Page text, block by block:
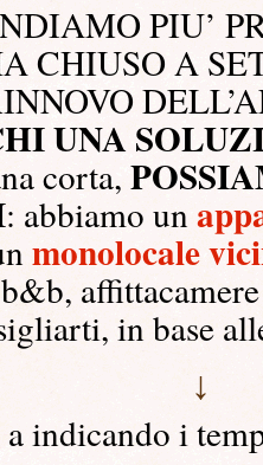
PIU’
CHIUSO A
UNA
corta,
: abbiamo un
monolocale
in base
↓
indicando i